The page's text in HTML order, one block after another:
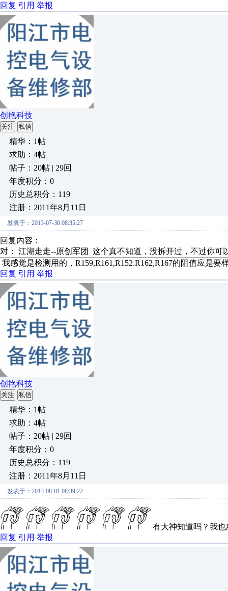
回复 引用 举报
创艳科技
关注 私信
精华：1帖
求助：4帖
帖子：20帖 | 29回
年度积分：0
历史总积分：119
注册：2011年8月11日
发表于：2013-07-30 08:35:27
回复内容：
对： 江湖走走--原创军团
这个真不知道，没拆开过，不过你可
我感觉是检测用的，R159,R161,R152.R162,R167的阻值应是
回复 引用 举报
创艳科技
关注 私信
精华：1帖
求助：4帖
帖子：20帖 | 29回
年度积分：0
历史总积分：119
注册：2011年8月11日
发表于：2013-08-01 08:39:22
有大神知道吗？我
回复 引用 举报